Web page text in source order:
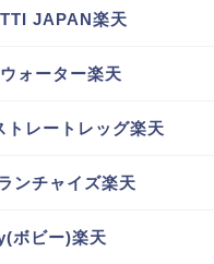
JAPAN楽天
ォーター楽天
トレートレッグ楽天
ンチャイズ楽天
ボビー)楽天